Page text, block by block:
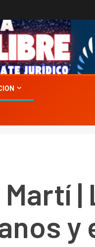
|
y